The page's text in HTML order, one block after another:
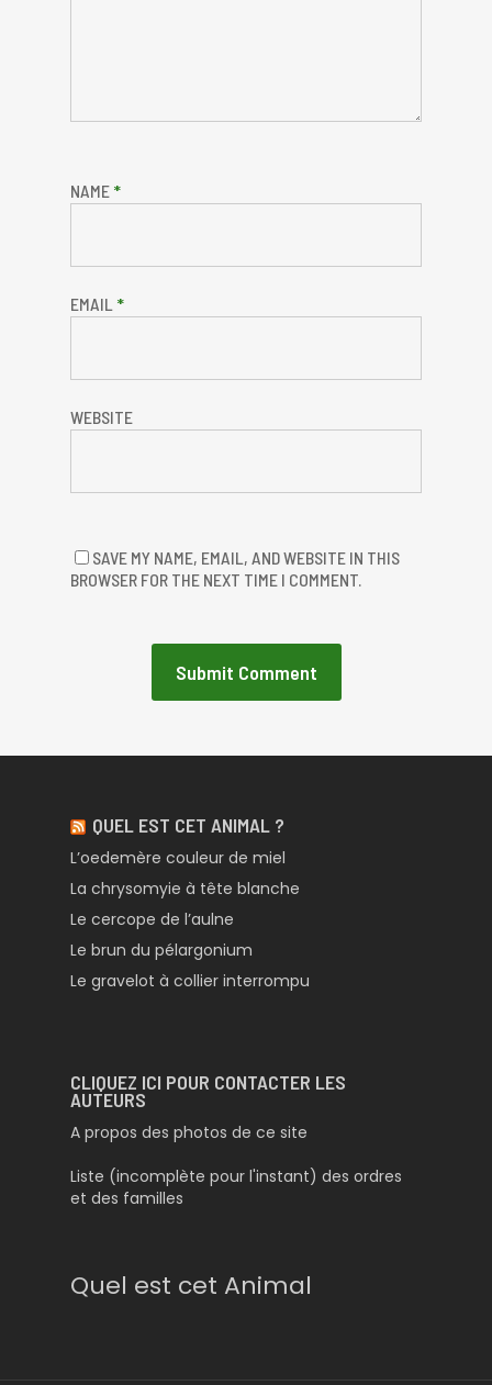
NAME *
EMAIL *
WEBSITE
SAVE MY NAME, EMAIL, AND WEBSITE IN THIS
BROWSER FOR THE NEXT TIME I COMMENT.
QUEL EST CET ANIMAL ?
L’oedemère couleur de miel
La chrysomyie à tête blanche
Le cercope de l’aulne
Le brun du pélargonium
Le gravelot à collier interrompu
CLIQUEZ ICI POUR CONTACTER LES
AUTEURS
A propos des photos de ce site
Liste (incomplète pour l'instant) des ordres
et des familles
Quel est cet Animal